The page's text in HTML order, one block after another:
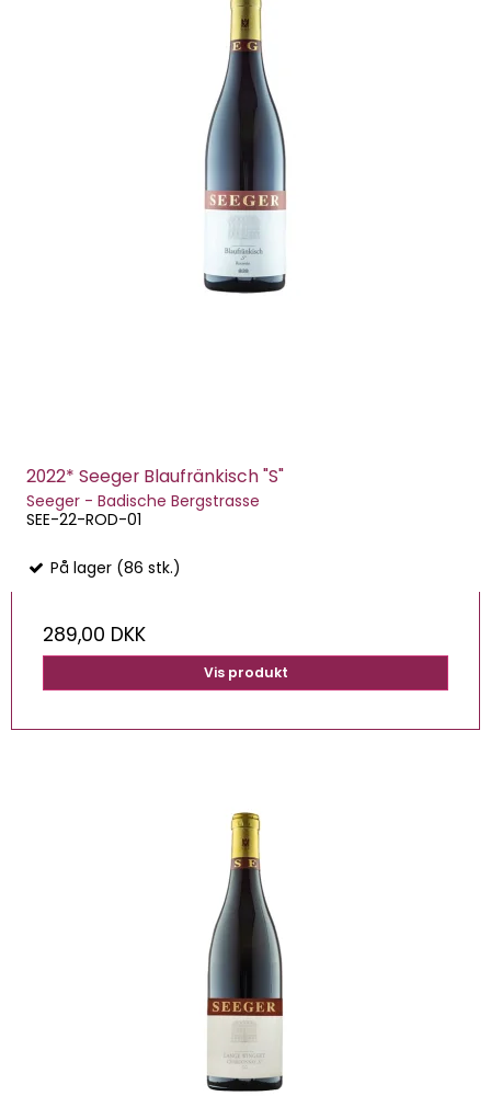
2022* Seeger Blaufränkisch "S"
Seeger - Badische Bergstrasse
SEE-22-ROD-01
På lager (86 stk.)
289,00 DKK
Vis produkt